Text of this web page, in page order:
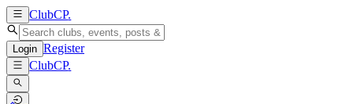
ClubCP.
Login Register
ClubCP.